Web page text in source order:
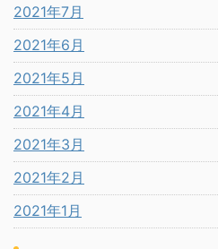
2021年7月
2021年6月
2021年5月
2021年4月
2021年3月
2021年2月
2021年1月